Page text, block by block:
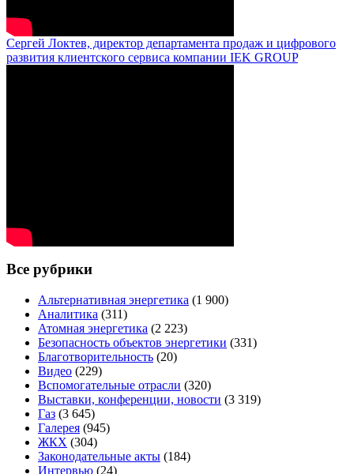
Сергей Локтев, директор департамента продаж и цифрового
развития клиентского сервиса компании IEK GROUP
Все рубрики
Альтернативная энергетика (1 900)
Аналитика (311)
Атомная энергетика (2 223)
Безопасность объектов энергетики (331)
Благотворительность (20)
Видео (229)
Вспомогательные отрасли (320)
Выставки, конференции, новости (3 319)
Газ (3 645)
Галерея (945)
ЖКХ (304)
Законодательные акты (184)
Интервью (24)